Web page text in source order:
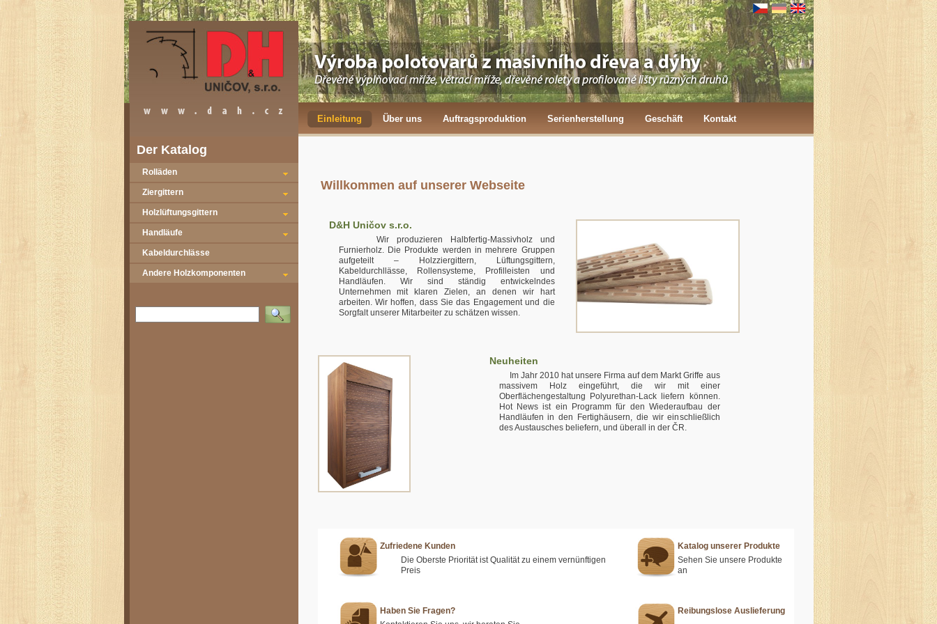
Einleitung Über uns Auftragsproduktion Serienherstellung Geschäft Kontakt
Der Katalog
Rolläden
Ziergittern
Holzlüftungsgittern
Handläufe
Kabeldurchlässe
Andere Holzkomponenten
Vyhledat
Willkommen auf unserer Webseite
D&H Uničov s.r.o.
Wir produzieren Halbfertig-Massivholz und
Furnierholz. Die Produkte werden in mehrere Gruppen
aufgeteilt – Holzziergittern, Lüftungsgittern,
Kabeldurchllässe, Rollensysteme, Profilleisten und
Handläufen. Wir sind ständig entwickelndes
Unternehmen mit klaren Zielen, an denen wir hart
arbeiten. Wir hoffen, dass Sie das Engagement und die
Sorgfalt unserer Mitarbeiter zu schätzen wissen.
Neuheiten
Im Jahr 2010 hat unsere Firma auf dem Markt Griffe aus
massivem Holz eingeführt, die wir mit einer
Oberflächengestaltung Polyurethan-Lack liefern können.
Hot News ist ein Programm für den Wiederaufbau der
Handläufen in den Fertighäusern, die wir einschließlich
des Austausches beliefern, und überall in der ČR.
Zufriedene Kunden
Die Oberste Priorität ist Qualität zu einem vernünftigen
Preis
Katalog unserer Produkte
Sehen Sie unsere Produkte
an
Haben Sie Fragen?
Reibungslose Auslieferung